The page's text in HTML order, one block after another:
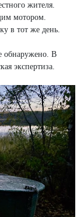
жителя.
мотором.
в тот же день.
обнаружено. В
экспертиза.